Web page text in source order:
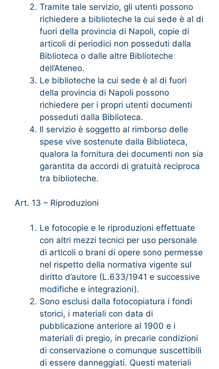
Tramite tale servizio, gli utenti possono
richiedere a biblioteche la cui sede è al di
fuori della provincia di Napoli, copie di
articoli di periodici non posseduti dalla
Biblioteca o dalle altre Biblioteche
dell’Ateneo.
Le biblioteche la cui sede è al di fuori
della provincia di Napoli possono
richiedere per i propri utenti documenti
posseduti dalla Biblioteca.
Il servizio è soggetto al rimborso delle
spese vive sostenute dalla Biblioteca,
qualora la fornitura dei documenti non sia
garantita da accordi di gratuità reciproca
tra biblioteche.
Art. 13 – Riproduzioni
Le fotocopie e le riproduzioni effettuate
con altri mezzi tecnici per uso personale
di articoli o brani di opere sono permesse
nel rispetto della normativa vigente sul
diritto d’autore (L.633/1941 e successive
modifiche e integrazioni).
Sono esclusi dalla fotocopiatura i fondi
storici, i materiali con data di
pubblicazione anteriore al 1900 e i
materiali di pregio, in precarie condizioni
di conservazione o comunque suscettibili
di essere danneggiati. Questi materiali